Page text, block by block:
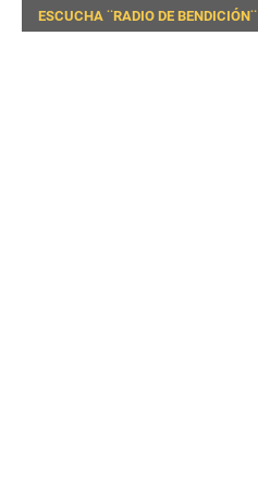
ESCUCHA ¨RADIO DE BENDICIÓN¨